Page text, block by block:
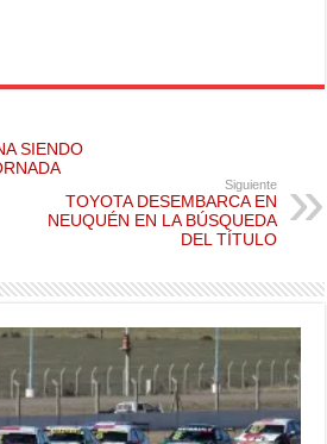
SIENDO
Siguiente
TOYOTA DESEMBARCA EN
NEUQUÉN EN LA BÚSQUEDA
DEL TÍTULO